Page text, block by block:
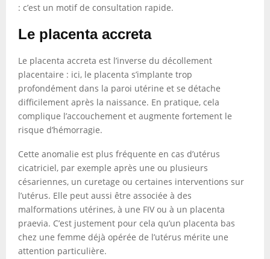
: c’est un motif de consultation rapide.
Le placenta accreta
Le placenta accreta est l’inverse du décollement
placentaire : ici, le placenta s’implante trop
profondément dans la paroi utérine et se détache
difficilement après la naissance. En pratique, cela
complique l’accouchement et augmente fortement le
risque d’hémorragie.
Cette anomalie est plus fréquente en cas d’utérus
cicatriciel, par exemple après une ou plusieurs
césariennes, un curetage ou certaines interventions sur
l’utérus. Elle peut aussi être associée à des
malformations utérines, à une FIV ou à un placenta
praevia. C’est justement pour cela qu’un placenta bas
chez une femme déjà opérée de l’utérus mérite une
attention particulière.